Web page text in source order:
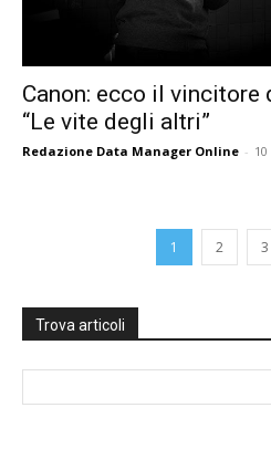
Canon: ecco il
“Le vite degli altri”
Redazione Data Manager Online -
1 2 3
Trova articoli